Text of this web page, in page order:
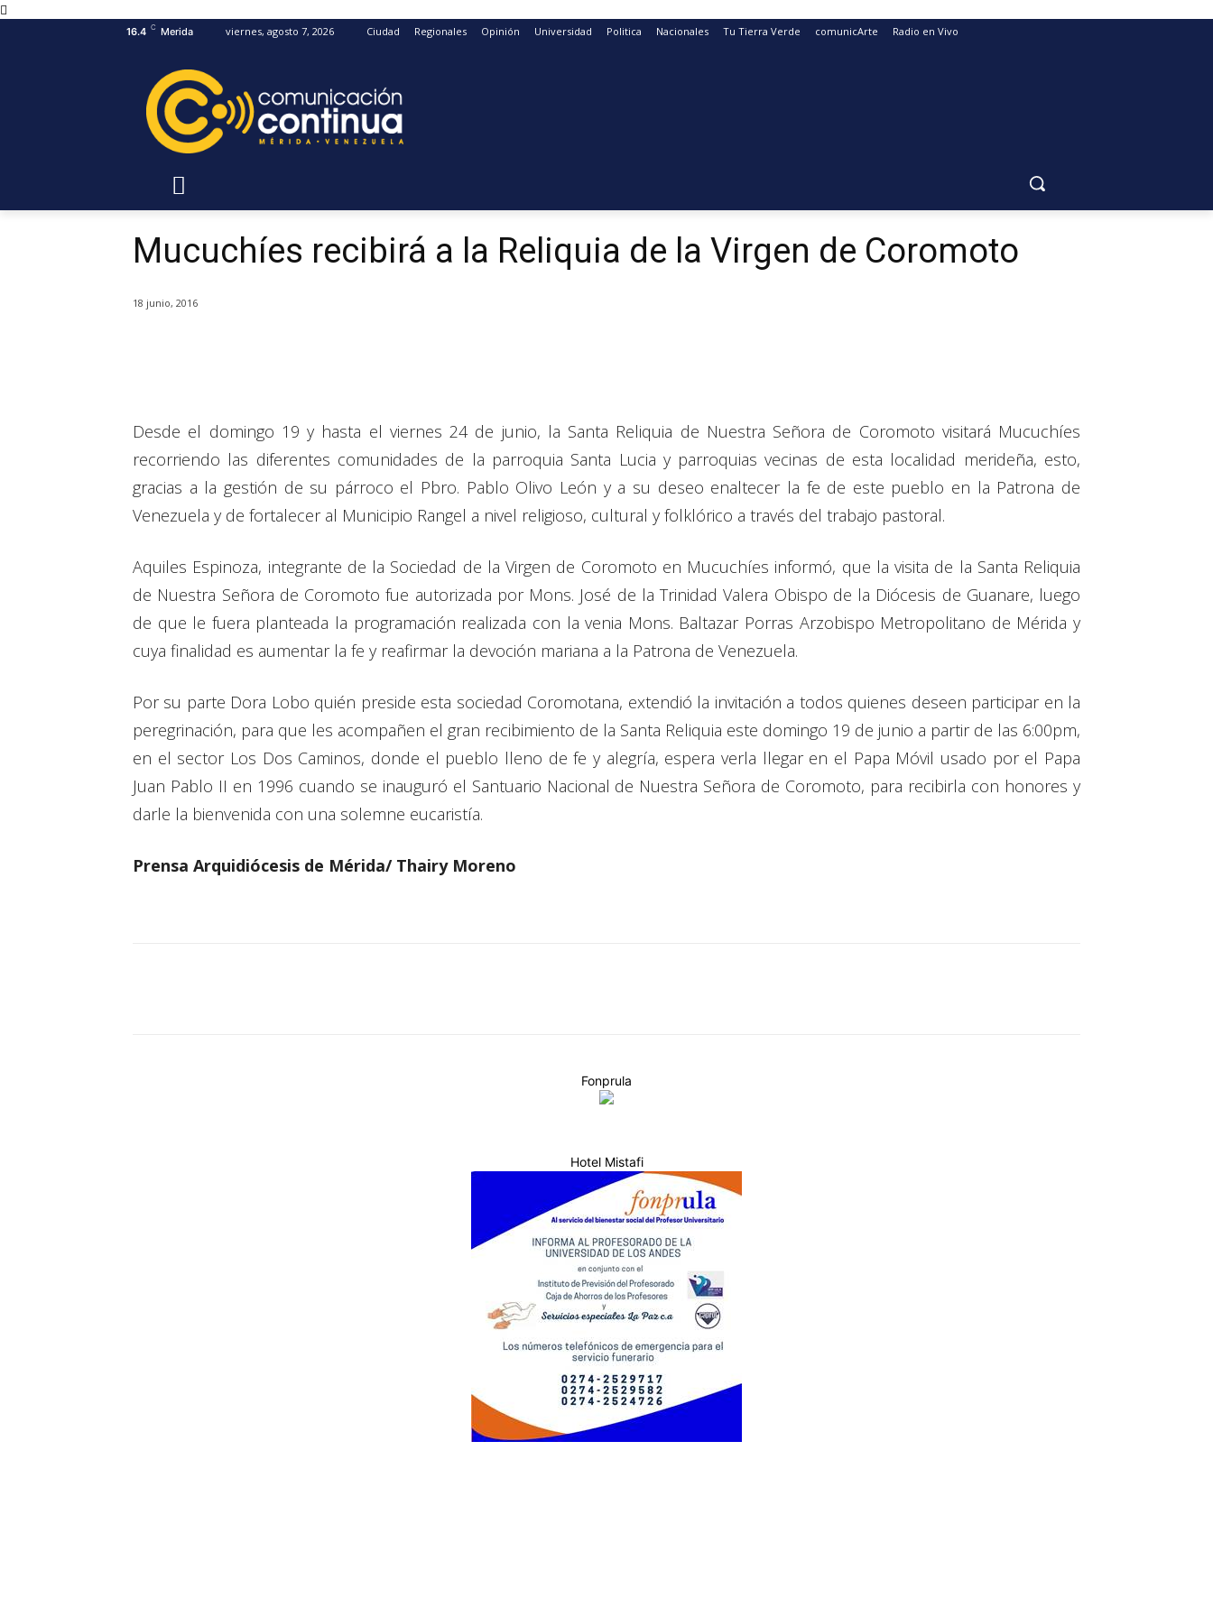
16.4 C Merida viernes, agosto 7, 2026 Ciudad Regionales Opinión Universidad Politica Nacionales Tu Tierra Verde comunicArte Radio en Vivo
Mucuchíes recibirá a la Reliquia de la Virgen de Coromoto
18 junio, 2016
Desde el domingo 19 y hasta el viernes 24 de junio, la Santa Reliquia de Nuestra Señora de Coromoto visitará Mucuchíes
recorriendo las diferentes comunidades de la parroquia Santa Lucia y parroquias vecinas de esta localidad merideña, esto,
gracias a la gestión de su párroco el Pbro. Pablo Olivo León y a su deseo enaltecer la fe de este pueblo en la Patrona de
Venezuela y de fortalecer al Municipio Rangel a nivel religioso, cultural y folklórico a través del trabajo pastoral.
Aquiles Espinoza, integrante de la Sociedad de la Virgen de Coromoto en Mucuchíes informó, que la visita de la Santa Reliquia
de Nuestra Señora de Coromoto fue autorizada por Mons. José de la Trinidad Valera Obispo de la Diócesis de Guanare, luego
de que le fuera planteada la programación realizada con la venia Mons. Baltazar Porras Arzobispo Metropolitano de Mérida y
cuya finalidad es aumentar la fe y reafirmar la devoción mariana a la Patrona de Venezuela.
Por su parte Dora Lobo quién preside esta sociedad Coromotana, extendió la invitación a todos quienes deseen participar en la
peregrinación, para que les acompañen el gran recibimiento de la Santa Reliquia este domingo 19 de junio a partir de las 6:00pm,
en el sector Los Dos Caminos, donde el pueblo lleno de fe y alegría, espera verla llegar en el Papa Móvil usado por el Papa
Juan Pablo II en 1996 cuando se inauguró el Santuario Nacional de Nuestra Señora de Coromoto, para recibirla con honores y
darle la bienvenida con una solemne eucaristía.
Prensa Arquidiócesis de Mérida/ Thairy Moreno
Fonprula
Hotel Mistafi